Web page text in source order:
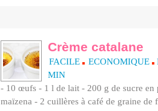
Crème catalane
FACILE ECONOMIQUE
MIN
- 10 œufs - 1 l de lait - 200 g de sucre
maïzena - 2 cuillères à café de graine de